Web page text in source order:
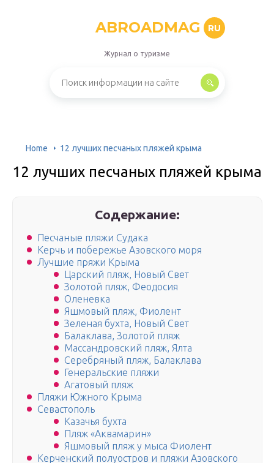
ABROADMAG RU
Журнал о туризме
Home 12 лучших песчаных пляжей крыма
12 лучших песчаных пляжей крыма
Содержание:
Песчаные пляжи Судака
Керчь и побережье Азовского моря
Лучшие пряжи Крыма
Царский пляж, Новый Свет
Золотой пляж, Феодосия
Оленевка
Яшмовый пляж, Фиолент
Зеленая бухта, Новый Свет
Балаклава, Золотой пляж
Массандровский пляж, Ялта
Серебряный пляж, Балаклава
Генеральские пляжи
Агатовый пляж
Пляжи Южного Крыма
Севастополь
Казачья бухта
Пляж «Аквамарин»
Яшмовый пляж у мыса Фиолент
Керченский полуостров и пляжи Азовского